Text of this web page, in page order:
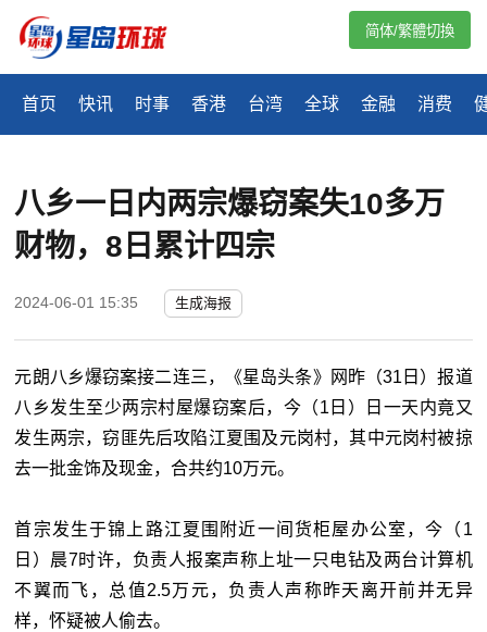
首页 快讯 时事 香港 台湾 全球 金融 消费
简体/繁體切換
八乡一日内两宗爆窃案失10多万
财物，8日累计四宗
2024-06-01 15:35 生成海报
元朗八乡爆窃案接二连三，《星岛头条》网昨（31日）报道
八乡发生至少两宗村屋爆窃案后，今（1日）日一天内竟又
发生两宗，窃匪先后攻陷江夏围及元岗村，其中元岗村被掠
去一批金饰及现金，合共约10万元。
首宗发生于锦上路江夏围附近一间货柜屋办公室，今（1
日）晨7时许，负责人报案声称上址一只电钻及两台计算机
不翼而飞，总值2.5万元，负责人声称昨天离开前并无异
样，怀疑被人偷去。